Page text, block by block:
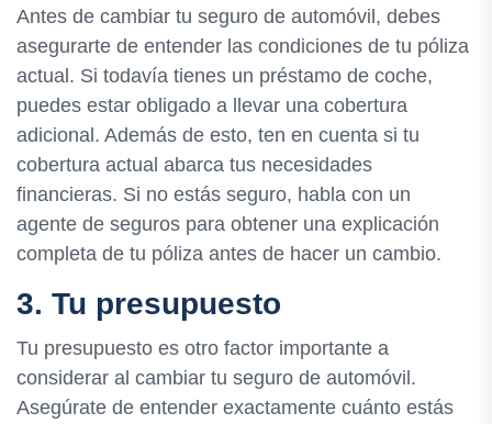
Antes de cambiar tu seguro de automóvil, debes
asegurarte de entender las condiciones de tu póliza
actual. Si todavía tienes un préstamo de coche,
puedes estar obligado a llevar una cobertura
adicional. Además de esto, ten en cuenta si tu
cobertura actual abarca tus necesidades
financieras. Si no estás seguro, habla con un
agente de seguros para obtener una explicación
completa de tu póliza antes de hacer un cambio.
3. Tu presupuesto
Tu presupuesto es otro factor importante a
considerar al cambiar tu seguro de automóvil.
Asegúrate de entender exactamente cuánto estás